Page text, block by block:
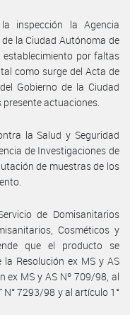
inspección la Agencia
la Ciudad Autónoma de
establecimiento por faltas
como surge del Acta de
Gobierno de la Ciudad
actuaciones.
la Salud y Seguridad
de Investigaciones de
de muestras de los
de Domisanitarios
Cosméticos y
que el producto se
Resolución ex MS y AS
ex MS y AS Nº 709/98, al
N° 7293/98 y al artículo 1°